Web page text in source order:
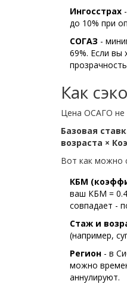
Ингосстрах
до 10% при
СОГАЗ -
69%. Если вы
Как
Цена ОСАГО не
Базовая
возраста ×
Вот как можно
КБМ
ваш КБМ =
совпадает -
Стаж и
(например,
Регион - в
можно
аннулируют.